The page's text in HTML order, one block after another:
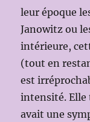
leur époque
Janowitz ou
intérieure,
(tout en
est
intensité. Elle
avait une